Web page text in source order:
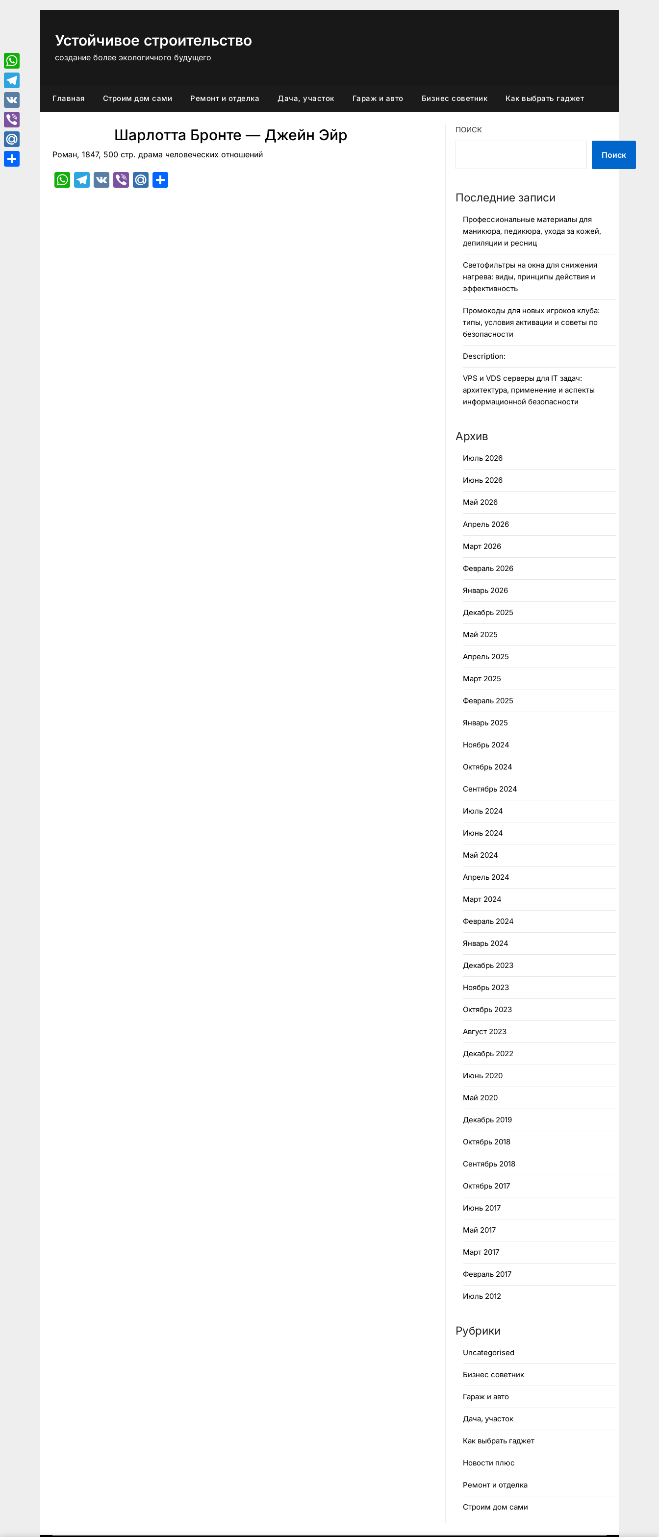
Устойчивое строительство
создание более экологичного будущего
Главная Строим дом сами Ремонт и отделка Дача, участок Гараж и авто Бизнес советник Как выбрать гаджет
Шарлотта Бронте — Джейн Эйр
Роман, 1847, 500 стр. драма человеческих отношений
WhatsApp
Telegram
VK ViberMail.Ru
ПОИСК
Поиск
Последние записи
Профессиональные материалы для
маникюра, педикюра, ухода за кожей,
депиляции и ресниц
Светофильтры на окна для снижения
нагрева: виды, принципы действия и
эффективность
Промокоды для новых игроков клуба:
типы, условия активации и советы по
безопасности
Description:
VPS и VDS серверы для IT задач:
архитектура, применение и аспекты
информационной безопасности
Архив
Июль 2026
Июнь 2026
Май 2026
Апрель 2026
Март 2026
Февраль 2026
Январь 2026
Декабрь 2025
Май 2025
Апрель 2025
Март 2025
Февраль 2025
Январь 2025
Ноябрь 2024
Октябрь 2024
Сентябрь 2024
Июль 2024
Июнь 2024
Май 2024
Апрель 2024
Март 2024
Февраль 2024
Январь 2024
Декабрь 2023
Ноябрь 2023
Октябрь 2023
Август 2023
Декабрь 2022
Июнь 2020
Май 2020
Декабрь 2019
Октябрь 2018
Сентябрь 2018
Октябрь 2017
Июнь 2017
Май 2017
Март 2017
Февраль 2017
Июль 2012
Рубрики
Uncategorised
Бизнес советник
Гараж и авто
Дача, участок
Как выбрать гаджет
Новости плюс
Ремонт и отделка
Строим дом сами
WhatsApp
Telegram
VK
Viber
Mail.Ru